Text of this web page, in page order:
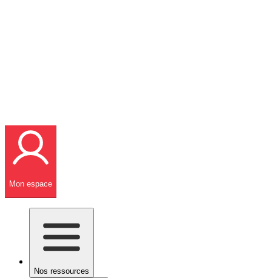
Mon espace
Nos ressources